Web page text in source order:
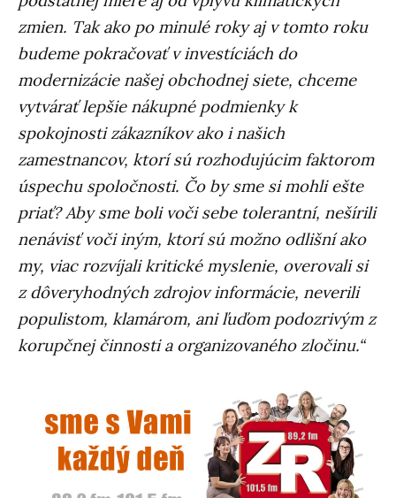
zmien. Tak ako po minulé roky aj v tomto roku
budeme pokračovať v investíciách do
modernizácie našej obchodnej siete, chceme
vytvárať lepšie nákupné podmienky k
spokojnosti zákazníkov ako i našich
zamestnancov, ktorí sú rozhodujúcim faktorom
úspechu spoločnosti. Čo by sme si mohli ešte
priať? Aby sme boli voči sebe tolerantní, nešírili
nenávisť voči iným, ktorí sú možno odlišní ako
my, viac rozvíjali kritické myslenie, overovali si
z dôveryhodných zdrojov informácie, neverili
populistom, klamárom, ani ľuďom podozrivým z
korupčnej činnosti a organizovaného zločinu.“